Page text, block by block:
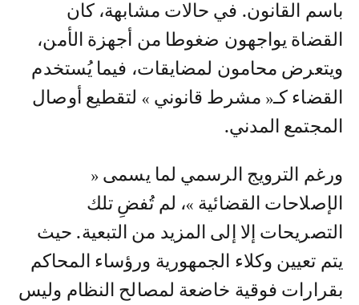
باسم القانون. في حالات مشابهة، كان
القضاة يواجهون ضغوطا من أجهزة الأمن،
ويتعرض محامون لمضايقات، فيما يُستخدم
القضاء كـ« مشرط قانوني » لتقطيع أوصال
المجتمع المدني.
ورغم الترويج الرسمي لما يسمى «
الإصلاحات القضائية »، لم تُفضِ تلك
التصريحات إلا إلى المزيد من التبعية. حيث
يتم تعيين وكلاء الجمهورية ورؤساء المحاكم
بقرارات فوقية خاضعة لمصالح النظام وليس